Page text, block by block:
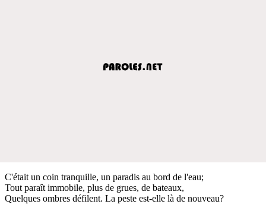
C'était un coin tranquille, un paradis au bord de l'eau;
Tout paraît immobile, plus de grues, de bateaux,
Quelques ombres défilent. La peste est-elle là de nouveau?